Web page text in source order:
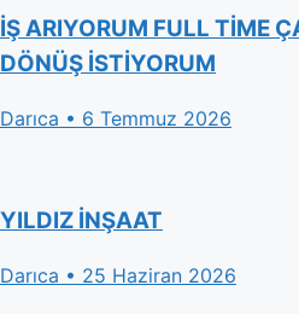
İŞ ARIYORUM FULL TİME
DÖNÜŞ İSTİYORUM
Darıca • 6 Temmuz 2026
YILDIZ İNŞAAT
Darıca • 25 Haziran 2026